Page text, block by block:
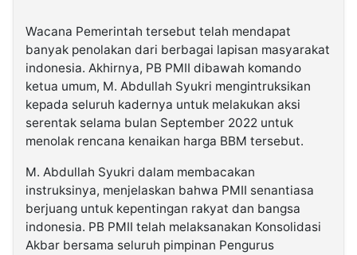
Wacana Pemerintah tersebut telah mendapat
banyak penolakan dari berbagai lapisan masyarakat
indonesia. Akhirnya, PB PMII dibawah komando
ketua umum, M. Abdullah Syukri mengintruksikan
kepada seluruh kadernya untuk melakukan aksi
serentak selama bulan September 2022 untuk
menolak rencana kenaikan harga BBM tersebut.
M. Abdullah Syukri dalam membacakan
instruksinya, menjelaskan bahwa PMII senantiasa
berjuang untuk kepentingan rakyat dan bangsa
indonesia. PB PMII telah melaksanakan Konsolidasi
Akbar bersama seluruh pimpinan Pengurus